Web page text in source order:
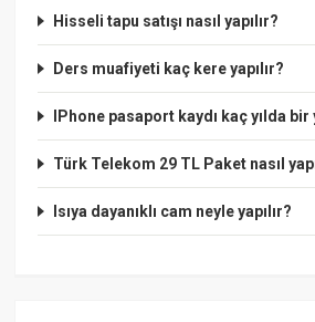
Hisseli tapu satışı nasıl yapılır?
Ders muafiyeti kaç kere yapılır?
IPhone pasaport kaydı kaç yılda bir
Türk Telekom 29 TL Paket nasıl
Isıya dayanıklı cam neyle yapılır?